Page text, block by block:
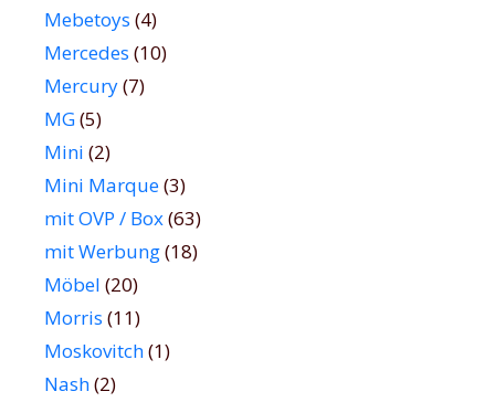
Mebetoys (4)
Mercedes (10)
Mercury(7)
MG(5)
Mini (2)
Mini Marque(3)
mit OVP / Box(63)
mit Werbung(18)
Möbel (20)
Morris (11)
Moskovitch(1)
Nash(2)